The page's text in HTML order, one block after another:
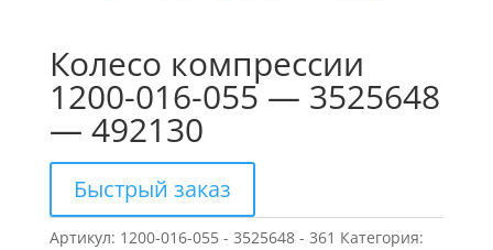
Колесо компрессии
1200-016-055 — 3525648
— 492130
Быстрый заказ
Артикул: 1200-016-055 - 3525648 - 361 Категория: